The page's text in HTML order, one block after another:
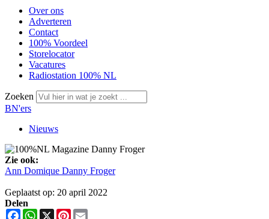
Over ons
Adverteren
Contact
100% Voordeel
Storelocator
Vacatures
Radiostation 100% NL
Zoeken
BN'ers
Nieuws
Zie ook:
Ann Domique Danny Froger
Geplaatst op: 20 april 2022
Delen
FacebookWhatsApp
X Pinterest